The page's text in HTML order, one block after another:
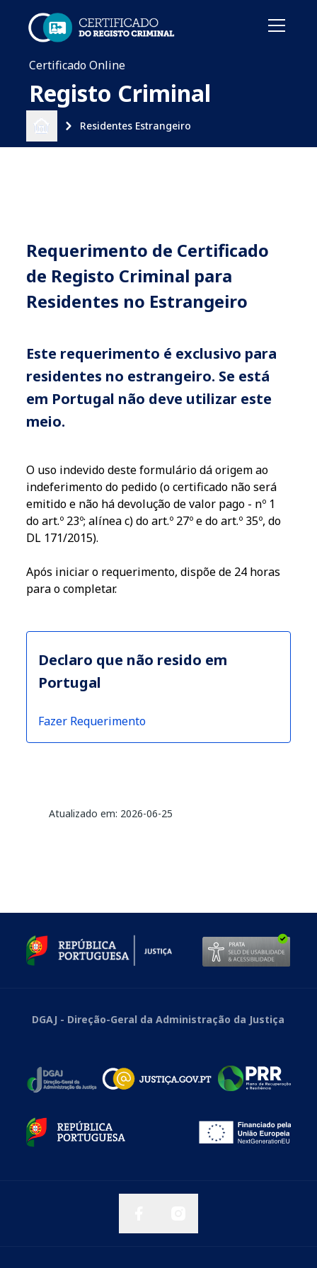
Menu
Certificado Online
Registo Criminal
Residentes Estrangeiro
Requerimento de Certificado
de Registo Criminal para
Residentes no Estrangeiro
Este requerimento é exclusivo para
residentes no estrangeiro. Se está
em Portugal não deve utilizar este
meio.
O uso indevido deste formulário dá origem ao
indeferimento do pedido (o certificado não será
emitido e não há devolução de valor pago - nº 1
do art.º 23º; alínea c) do art.º 27º e do art.º 35º, do
DL 171/2015).
Após iniciar o requerimento, dispõe de 24 horas
para o completar.
Declaro que não resido em
Portugal
Fazer Requerimento
Atualizado em: 2026-06-25
DGAJ - Direção-Geral da Administração da Justiça